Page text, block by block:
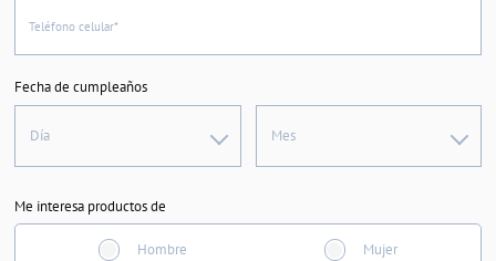
Teléfono celular*
Fecha de cumpleaños
Día Mes
Me interesa productos de
Hombre Mujer